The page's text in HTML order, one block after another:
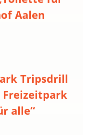
Aalen
Tripsdrill
alle“